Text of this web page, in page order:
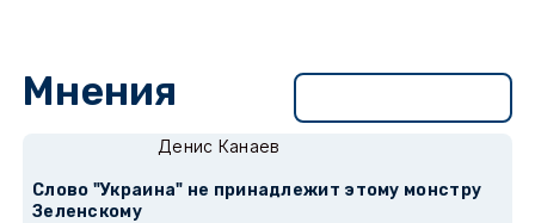
Мнения
Денис Канаев
Слово "Украина" не принадлежит этому монстру
Зеленскому